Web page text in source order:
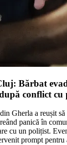
Bărbat
conflict cu
Gherla a reușit
panică în
cu un polițist.
prompt pentru